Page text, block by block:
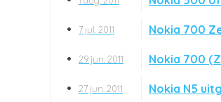
7 jul. 2011 Nokia 700
29 jun. 2011 Nokia 700
27 jun. 2011 Nokia N5